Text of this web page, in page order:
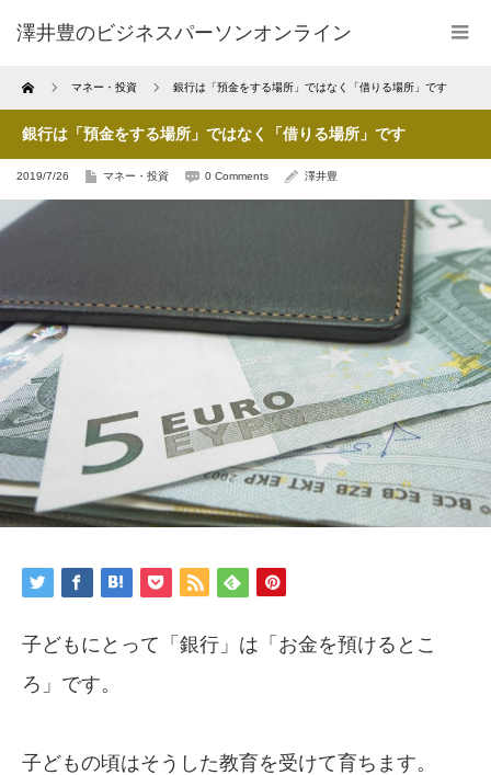
澤井豊のビジネスパーソンオンライン
Home マネー・投資 銀行は「預金をする場所」ではなく「借りる場所」です
銀行は「預金をする場所」ではなく「借りる場所」です
2019/7/26 マネー・投資 0 Comments 澤井豊
子どもにとって「銀行」は「お金を預けるとこ
ろ」です。
子どもの頃はそうした教育を受けて育ちます。